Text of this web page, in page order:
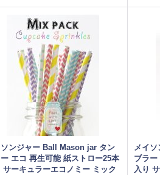
ソンジャー Ball Mason jar タン
エコ 再生可能 紙ストロー25本
サーキュラーエコノミー ミック
メイ
ブラー
入り